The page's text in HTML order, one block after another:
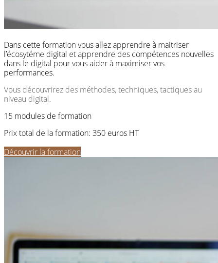
Dans cette formation vous allez apprendre à maitriser
l’écosytéme digital et apprendre des compétences nouvelles
dans le digital pour vous aider à maximiser vos
performances.
Vous découvrirez des méthodes, techniques, tactiques au
niveau digital.
15 modules de formation
Prix total de la formation: 350 euros HT
Découvrir la formation